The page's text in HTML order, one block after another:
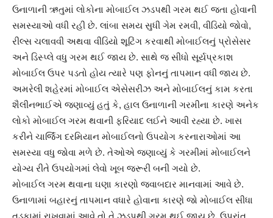
ઉનાળાની ઋતુમાં લોકોના મોબાઈલ ઝડપથી ગરમ થઈ જતા હોવાની
સમસ્યાઓ વધી રહી છે. લાંબા સમય સુધી ગેમ રમવી, વીડિયો જોવો,
રીલ્સ ચલાવવી અથવા વીડિયો શૂટિંગ કરવાથી મોબાઈલનું પ્રોસેસર
અને ડિસ્પ્લે વધુ ગરમ થઈ જાય છે. સાથે જ સીધો સૂર્યપ્રકાશ
મોબાઈલ ઉપર પડતો હોય ત્યારે પણ ફોનનું તાપમાન વધી જાય છે.
અમરેલી શહેરમાં મોબાઈલ એસેસરીઝ અને મોબાઈલનું કામ કરતા
શૈલીનભાઈએ જણાવ્યું હતું કે, હાલ ઉનાળાની ગરમીના કારણે અનેક
લોકો મોબાઈલ ગરમ થવાની ફરિયાદ લઈને આવી રહ્યા છે. ખાસ
કરીને ચાર્જિંગ દરમિયાન મોબાઈલનો ઉપયોગ કરનારાઓમાં આ
સમસ્યા વધુ જોવા મળે છે. તેઓએ જણાવ્યું કે ગરમીમાં મોબાઈલને
યોગ્ય રીતે ઉપયોગમાં લેવો ખૂબ જરૂરી બની ગયો છે.
મોબાઈલ ગરમ થવાના ઘણા કારણો જવાબદાર માનવામાં આવે છે.
ઉનાળામાં બહારનું તાપમાન વધારે હોવાના કારણે જો મોબાઈલ સીધા
તડકામાં રાખવામાં આવે તો તે ઝડપથી ગરમ થઈ જાય છે. ઉપરાંત